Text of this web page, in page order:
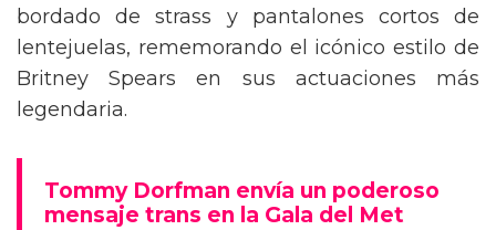
bordado de strass y pantalones cortos de
lentejuelas, rememorando el icónico estilo de
Britney Spears en sus actuaciones más
legendaria.
Tommy Dorfman envía un poderoso
mensaje trans en la Gala del Met